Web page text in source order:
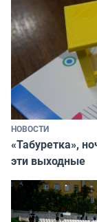
НОВОСТИ
«Табуретка»,
эти выходные